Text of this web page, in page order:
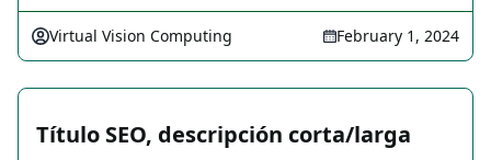
Virtual Vision Computing February 1, 2024
Título SEO, descripción corta/larga